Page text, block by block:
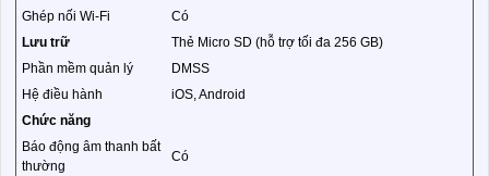
Ghép nối Wi-Fi
Có
Lưu trữ
Thẻ Micro SD (hỗ trợ tối đa 256 GB)
Phần mềm quản lý
DMSS
Hệ điều hành
iOS, Android
Chức năng
Báo động âm thanh bất
thường
Có